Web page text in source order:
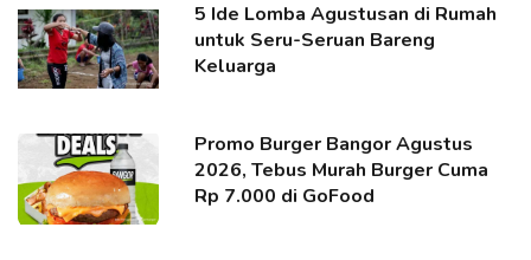
5 Ide Lomba Agustusan di Rumah
untuk Seru-Seruan Bareng
Keluarga
Promo Burger Bangor Agustus
2026, Tebus Murah Burger Cuma
Rp 7.000 di GoFood